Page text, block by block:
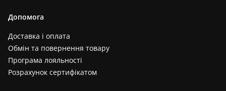
Допомога
Доставка і оплата
Обмін та повернення товару
Програма лояльності
Розрахунок сертифікатом